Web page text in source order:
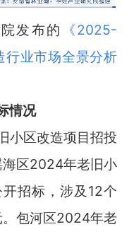
发布的 《2025-
行业市场全景分析
情况
小区改造项目招投
区2024年老旧小
招标，涉及12个
包河区2024年老